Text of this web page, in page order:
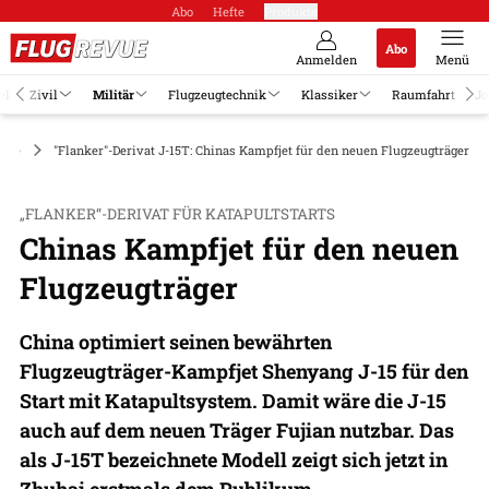
Abo Hefte
Anmelden
Abo
Menü
Zivil Militär Flugzeugtechnik Klassiker Raumfahrt
"Flanker"-Derivat J-15T: Chinas Kampfjet für den neuen Flugzeugträger
„FLANKER“-DERIVAT FÜR KATAPULTSTARTS
Chinas Kampfjet für den neuen
Flugzeugträger
China optimiert seinen bewährten
Flugzeugträger-Kampfjet Shenyang J-15 für den
Start mit Katapultsystem. Damit wäre die J-15
auch auf dem neuen Träger Fujian nutzbar. Das
als J-15T bezeichnete Modell zeigt sich jetzt in